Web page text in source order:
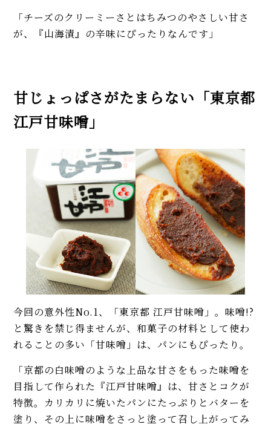
「チーズのクリーミーさとはちみつのやさしい甘さ
が、『山海漬』の辛味にぴったりなんです」
甘じょっぱさがたまらない「東京都
江戸甘味噌」
今回の意外性No.1、「東京都 江戸甘味噌」。味噌!?
と驚きを禁じ得ませんが、和菓子の材料として使わ
れることの多い「甘味噌」は、パンにもぴったり。
「京都の白味噌のような上品な甘さをもった味噌を
目指して作られた『江戸甘味噌』は、甘さとコクが
特徴。カリカリに焼いたパンにたっぷりとバターを
塗り、その上に味噌をさっと塗って召し上がってみ